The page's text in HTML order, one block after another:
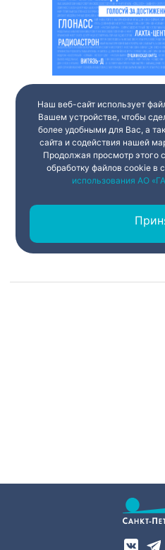
Наш веб-сайт использует
Вашем устройстве, чтобы
более удобными для Вас, а
сайта и содействия нашей
Продолжая просмотр этого
обработку файлов cookie в
использования АО